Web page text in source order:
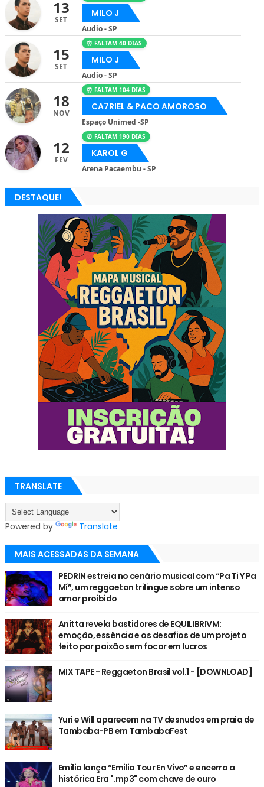
13
SET
MILO J
Audio - SP
15
SET
⏰ FALTAM 40 DIAS
MILO J
Audio - SP
18
NOV
⏰ FALTAM 104 DIAS
CA7RIEL & PACO AMOROSO
Espaço Unimed -SP
12
FEV
⏰ FALTAM 190 DIAS
KAROL G
Arena Pacaembu - SP
DESTAQUE!
TRANSLATE
Powered by Translate
MAIS ACESSADAS DA SEMANA
PEDRIN estreia no cenário musical com “Pa Ti Y Pa
Mí”, um reggaeton trilingue sobre um intenso
amor proibido
Anitta revela bastidores de EQUILIBRIVM:
emoção, essência e os desafios de um projeto
feito por paixão sem focar em lucros
MIX TAPE - Reggaeton Brasil vol.1 - [DOWNLOAD]
Yuri e Will aparecem na TV desnudos em praia de
Tambaba-PB em TambabaFest
Emilia lança “Emilia Tour En Vivo” e encerra a
histórica Era ".mp3" com chave de ouro